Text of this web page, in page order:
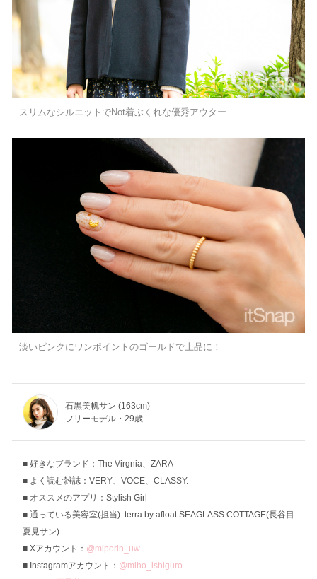
スリムなシルエットでNot着ぶくれな優秀アウター
淡いピンクにワンポイントのゴールドで上品に！
石黒美帆サン (163cm)
フリーモデル・29歳
好きなブランド：The Virgnia、ZARA
よく読む雑誌：VERY、VOCE、CLASSY.
オススメのアプリ：Stylish Girl
通っている美容室(担当): terra by afloat SEAGLASS COTTAGE(長谷目
夏見サン)
Xアカウント： @miporin_uw
Instagramアカウント： @miho_ishiguro